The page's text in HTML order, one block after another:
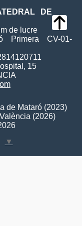
DE
de lucre
Primera CV-01-
15
de Mataró (2023)
(2026)
▼